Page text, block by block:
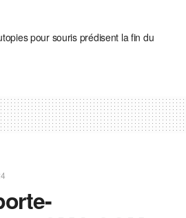
pour souris prédisent la fin du